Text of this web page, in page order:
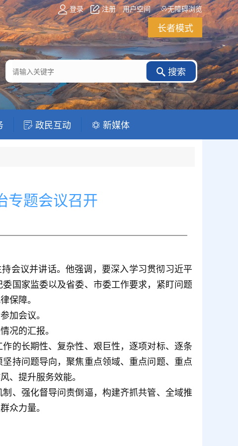
登录 注册 用户空间 无障碍浏览
长者模式
搜索
政民互动 新媒体
专题会议召开
会议并讲话。他强调，要深入学习贯彻习近平
国家监委以及省委、市委工作要求，紧盯问题
保障。
加会议。
况的汇报。
的长期性、复杂性、艰巨性，逐项对标、逐条
持问题导向，聚焦重点领域、重点问题、重点
、提升服务效能。
、强化督导问责倒逼，构建齐抓共管、全域推
众力量。